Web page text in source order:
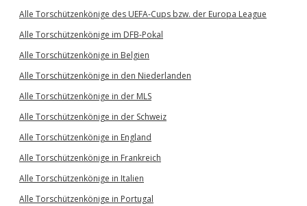
Alle Torschützenkönige des UEFA-Cups bzw. der Europa League
Alle Torschützenkönige im DFB-Pokal
Alle Torschützenkönige in Belgien
Alle Torschützenkönige in den Niederlanden
Alle Torschützenkönige in der MLS
Alle Torschützenkönige in der Schweiz
Alle Torschützenkönige in England
Alle Torschützenkönige in Frankreich
Alle Torschützenkönige in Italien
Alle Torschützenkönige in Portugal